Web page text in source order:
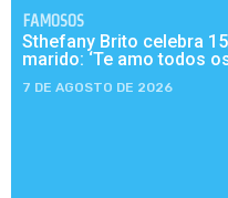
FAMOSOS
Sthefany Brito celebra
marido: ‘Te amo todos
7 DE AGOSTO DE 2026